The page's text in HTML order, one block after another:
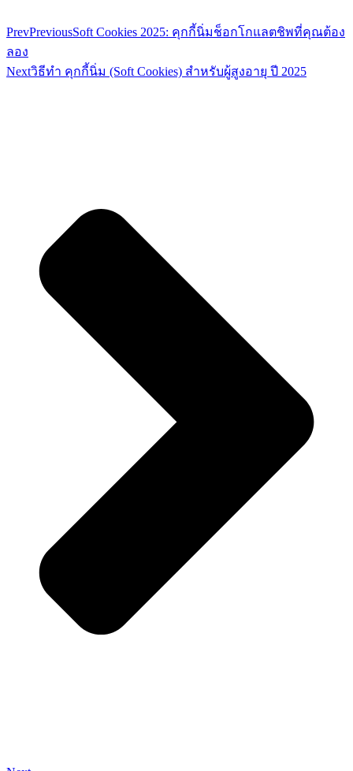
PrevPreviousSoft Cookies 2025: คุกกี้นิ่มช็อกโกแลตชิพที่คุณต้อง
ลอง
Nextวิธีทำ คุกกี้นิ่ม (Soft Cookies) สำหรับผู้สูงอายุ ปี 2025